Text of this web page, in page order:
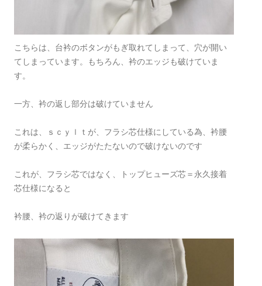
こちらは、台衿のボタンがもぎ取れてしまって、穴が開い
てしまっています。もちろん、衿のエッジも破けていま
す。
一方、衿の返し部分は破けていません
これは、ｓｃｙｌｔが、フラシ芯仕様にしている為、衿腰
が柔らかく、エッジがたたないので破けないのです
これが、フラシ芯ではなく、トップヒューズ芯＝永久接着
芯仕様になると
衿腰、衿の返りが破けてきます